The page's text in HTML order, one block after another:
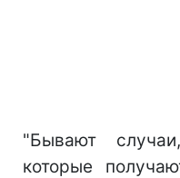
"Бывают
которые